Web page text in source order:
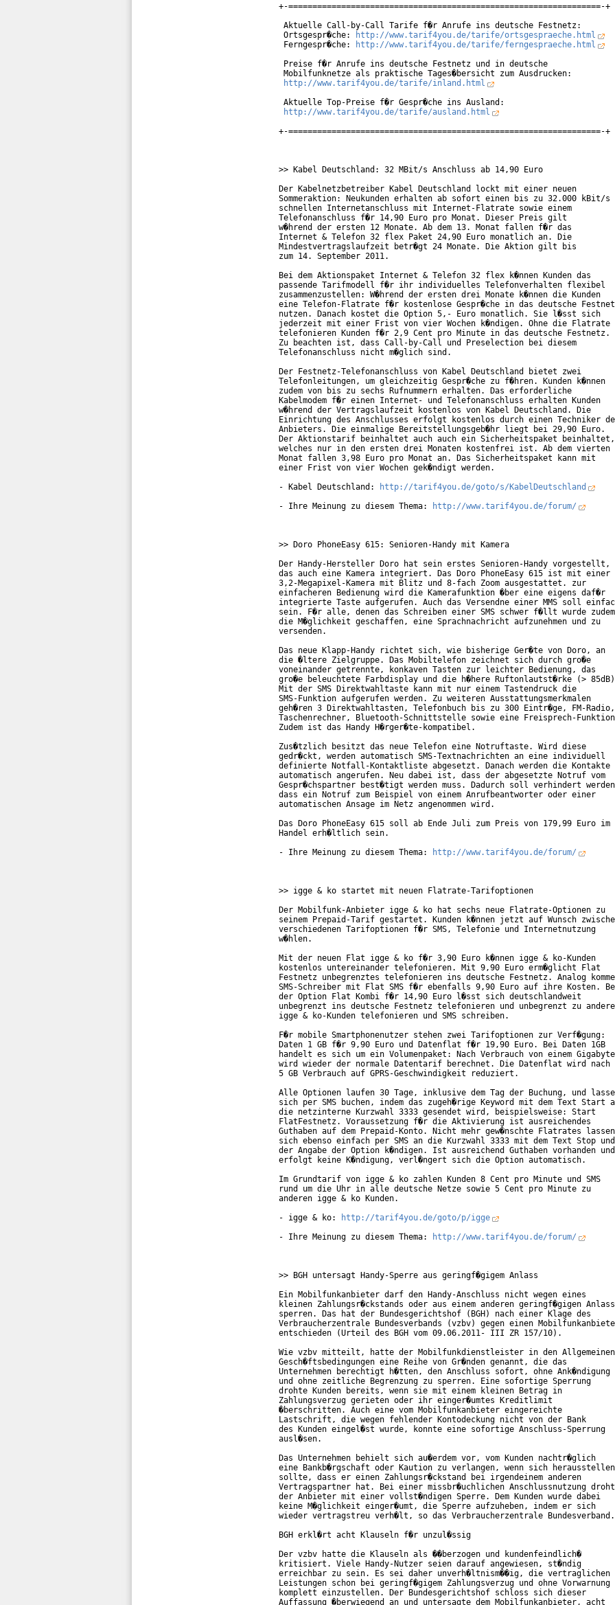
+-=================================================================-+
Aktuelle Call-by-Call Tarife f�r Anrufe ins deutsche Festnetz:
Ortsgespr�che:
http://www.tarif4you.de/tarife/ortsgespraeche.html
Ferngespr�che:
http://www.tarif4you.de/tarife/ferngespraeche.html
Preise f�r Anrufe ins deutsche Festnetz und in deutsche
Mobilfunknetze als praktische Tages�bersicht zum Ausdrucken:
http://www.tarif4you.de/tarife/inland.html
Aktuelle Top-Preise f�r Gespr�che ins Ausland:
http://www.tarif4you.de/tarife/ausland.html
+-=================================================================-+
>> Kabel Deutschland: 32 MBit/s Anschluss ab 14,90 Euro
Der Kabelnetzbetreiber Kabel Deutschland lockt mit einer neuen
Sommeraktion: Neukunden erhalten ab sofort einen bis zu 32.000 kBit/s
schnellen Internetanschluss mit Internet-Flatrate sowie einem
Telefonanschluss f�r 14,90 Euro pro Monat. Dieser Preis gilt
w�hrend der ersten 12 Monate. Ab dem 13. Monat fallen f�r das
Internet & Telefon 32 flex Paket 24,90 Euro monatlich an. Die
Mindestvertragslaufzeit betr�gt 24 Monate. Die Aktion gilt bis
zum 14. September 2011.
Bei dem Aktionspaket Internet & Telefon 32 flex k�nnen Kunden das
passende Tarifmodell f�r ihr individuelles Telefonverhalten flexibel
zusammenzustellen: W�hrend der ersten drei Monate k�nnen die Kunden
eine Telefon-Flatrate f�r kostenlose Gespr�che in das deutsche
nutzen. Danach kostet die Option 5,- Euro monatlich. Sie l�sst sich
jederzeit mit einer Frist von vier Wochen k�ndigen. Ohne die Flatrate
telefonieren Kunden f�r 2,9 Cent pro Minute in das deutsche Festnetz.
Zu beachten ist, dass Call-by-Call und Preselection bei diesem
Telefonanschluss nicht m�glich sind.
Der Festnetz-Telefonanschluss von Kabel Deutschland bietet zwei
Telefonleitungen, um gleichzeitig Gespr�che zu f�hren. Kunden k�nnen
zudem von bis zu sechs Rufnummern erhalten. Das erforderliche
Kabelmodem f�r einen Internet- und Telefonanschluss erhalten Kunden
w�hrend der Vertragslaufzeit kostenlos von Kabel Deutschland. Die
Einrichtung des Anschlusses erfolgt kostenlos durch einen Techniker
Anbieters. Die einmalige Bereitstellungsgeb�hr liegt bei 29,90 Euro.
Der Aktionstarif beinhaltet auch auch ein Sicherheitspaket beinhaltet,
welches nur in den ersten drei Monaten kostenfrei ist. Ab dem vierten
Monat fallen 3,98 Euro pro Monat an. Das Sicherheitspaket kann mit
einer Frist von vier Wochen gek�ndigt werden.
- Kabel Deutschland:
http://tarif4you.de/goto/s/KabelDeutschland
- Ihre Meinung zu diesem Thema:
http://www.tarif4you.de/forum/
>> Doro PhoneEasy 615: Senioren-Handy mit Kamera
Der Handy-Hersteller Doro hat sein erstes Senioren-Handy vorgestellt,
das auch eine Kamera integriert. Das Doro PhoneEasy 615 ist mit einer
3,2-Megapixel-Kamera mit Blitz und 8-fach Zoom ausgestattet. zur
einfacheren Bedienung wird die Kamerafunktion �ber eine eigens daf�r
integrierte Taste aufgerufen. Auch das Versendne einer MMS soll
sein. F�r alle, denen das Schreiben einer SMS schwer f�llt wurde zudem
die M�glichkeit geschaffen, eine Sprachnachricht aufzunehmen und zu
versenden.
Das neue Klapp-Handy richtet sich, wie bisherige Ger�te von Doro, an
die �ltere Zielgruppe. Das Mobiltelefon zeichnet sich durch gro�e
voneinander getrennte, konkaven Tasten zur leichter Bedienung, das
gro�e beleuchtete Farbdisplay und die h�here Ruftonlautst�rke (>
Mit der SMS Direktwahltaste kann mit nur einem Tastendruck die
SMS-Funktion aufgerufen werden. Zu weiteren Ausstattungsmerkmalen
geh�ren 3 Direktwahltasten, Telefonbuch bis zu 300 Eintr�ge, FM-Radio,
Taschenrechner, Bluetooth-Schnittstelle sowie eine Freisprech-
Zudem ist das Handy H�rger�te-kompatibel.
Zus�tzlich besitzt das neue Telefon eine Notruftaste. Wird diese
gedr�ckt, werden automatisch SMS-Textnachrichten an eine individuell
definierte Notfall-Kontaktliste abgesetzt. Danach werden die Kontakte
automatisch angerufen. Neu dabei ist, dass der abgesetzte Notruf vom
Gespr�chspartner best�tigt werden muss. Dadurch soll verhindert
dass ein Notruf zum Beispiel von einem Anrufbeantworter oder einer
automatischen Ansage im Netz angenommen wird.
Das Doro PhoneEasy 615 soll ab Ende Juli zum Preis von 179,99 Euro im
Handel erh�ltlich sein.
- Ihre Meinung zu diesem Thema:
http://www.tarif4you.de/forum/
>> igge & ko startet mit neuen Flatrate-Tarifoptionen
Der Mobilfunk-Anbieter igge & ko hat sechs neue Flatrate-Optionen zu
seinem Prepaid-Tarif gestartet. Kunden k�nnen jetzt auf Wunsch
verschiedenen Tarifoptionen f�r SMS, Telefonie und Internetnutzung
w�hlen.
Mit der neuen Flat igge & ko f�r 3,90 Euro k�nnen igge & ko-Kunden
kostenlos untereinander telefonieren. Mit 9,90 Euro erm�glicht Flat
Festnetz unbegrenztes telefonieren ins deutsche Festnetz. Analog
SMS-Schreiber mit Flat SMS f�r ebenfalls 9,90 Euro auf ihre Kosten.
der Option Flat Kombi f�r 14,90 Euro l�sst sich deutschlandweit
unbegrenzt ins deutsche Festnetz telefonieren und unbegrenzt zu
igge & ko-Kunden telefonieren und SMS schreiben.
F�r mobile Smartphonenutzer stehen zwei Tarifoptionen zur Verf�gung:
Daten 1 GB f�r 9,90 Euro und Datenflat f�r 19,90 Euro. Bei Daten 1GB
handelt es sich um ein Volumenpaket: Nach Verbrauch von einem Gigabyte
wird wieder der normale Datentarif berechnet. Die Datenflat wird nach
5 GB Verbrauch auf GPRS-Geschwindigkeit reduziert.
Alle Optionen laufen 30 Tage, inklusive dem Tag der Buchung, und
sich per SMS buchen, indem das zugeh�rige Keyword mit dem Text Start
die netzinterne Kurzwahl 3333 gesendet wird, beispielsweise: Start
FlatFestnetz. Voraussetzung f�r die Aktivierung ist ausreichendes
Guthaben auf dem Prepaid-Konto. Nicht mehr gew�nschte Flatrates lassen
sich ebenso einfach per SMS an die Kurzwahl 3333 mit dem Text Stop und
der Angabe der Option k�ndigen. Ist ausreichend Guthaben vorhanden und
erfolgt keine K�ndigung, verl�ngert sich die Option
Im Grundtarif von igge & ko zahlen Kunden 8 Cent pro Minute und SMS
rund um die Uhr in alle deutsche Netze sowie 5 Cent pro Minute zu
anderen igge & ko Kunden.
- igge & ko:
http://tarif4you.de/goto/p/igge
- Ihre Meinung zu diesem Thema:
http://www.tarif4you.de/forum/
>> BGH untersagt Handy-Sperre aus geringf�gigem Anlass
Ein Mobilfunkanbieter darf den Handy-Anschluss nicht wegen eines
kleinen Zahlungsr�ckstands oder aus einem anderen geringf�gigen Anlass
sperren. Das hat der Bundesgerichtshof (BGH) nach einer Klage des
Verbraucherzentrale Bundesverbands (vzbv) gegen einen
entschieden (Urteil des BGH vom 09.06.2011- III ZR 157/10).
Wie vzbv mitteilt, hatte der Mobilfunkdienstleister in den Allgemeinen
Gesch�ftsbedingungen eine Reihe von Gr�nden genannt, die das
Unternehmen berechtigt h�tten, den Anschluss sofort, ohne Ank�ndigung
und ohne zeitliche Begrenzung zu sperren. Eine sofortige Sperrung
drohte Kunden bereits, wenn sie mit einem kleinen Betrag in
Zahlungsverzug gerieten oder ihr einger�umtes Kreditlimit
�berschritten. Auch eine vom Mobilfunkanbieter eingereichte
Lastschrift, die wegen fehlender Kontodeckung nicht von der Bank
des Kunden eingel�st wurde, konnte eine sofortige Anschluss-Sperrung
ausl�sen.
Das Unternehmen behielt sich au�erdem vor, vom Kunden nachtr�glich
eine Bankb�rgschaft oder Kaution zu verlangen, wenn sich herausstellen
sollte, dass er einen Zahlungsr�ckstand bei irgendeinem anderen
Vertragspartner hat. Bei einer missbr�uchlichen Anschlussnutzung
der Anbieter mit einer vollst�ndigen Sperre. Dem Kunden wurde dabei
keine M�glichkeit einger�umt, die Sperre aufzuheben, indem er sich
wieder vertragstreu verh�lt, so das Verbraucherzentrale Bundesverband.
BGH erkl�rt acht Klauseln f�r unzul�ssig
Der vzbv hatte die Klauseln als ��berzogen und kundenfeindlich�
kritisiert. Viele Handy-Nutzer seien darauf angewiesen, st�ndig
erreichbar zu sein. Es sei daher unverh�ltnism��ig, die vertraglichen
Leistungen schon bei geringf�gigem Zahlungsverzug und ohne Vorwarnung
komplett einzustellen. Der Bundesgerichtshof schloss sich dieser
Auffassung �berwiegend an und untersagte dem Mobilfunkanbieter, acht